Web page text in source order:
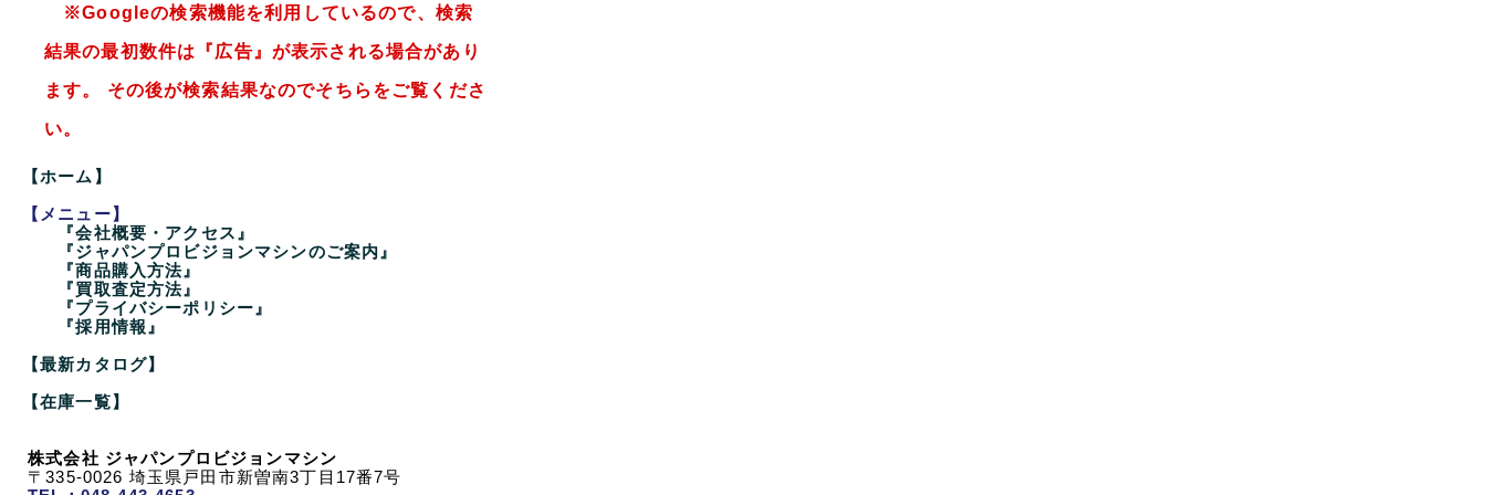
※Googleの検索機能を利用しているので、検索
結果の最初数件は『広告』が表示される場合があり
ます。 その後が検索結果なのでそちらをご覧くださ
い。
【ホーム】
【メニュー】
『会社概要・アクセス』
『ジャパンプロビジョンマシンのご案内』
『商品購入方法』
『買取査定方法』
『プライバシーポリシー』
『採用情報』
【最新カタログ】
【在庫一覧】
株式会社 ジャパンプロビジョンマシン
〒335-0026 埼玉県戸田市新曽南3丁目17番7号